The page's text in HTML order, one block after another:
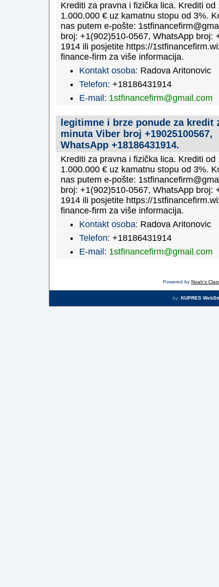
Krediti za pravna i fizička lica. Krediti od
1.000.000 € uz kamatnu stopu od 3%.
nas putem e-pošte:
broj: +1(902)510-0567, WhatsApp broj:
1914 ili posjetite https://
finance-firm za više informacija.
Kontakt osoba: Radova Aritonovic
Telefon: +18186431914
E-mail: 1stfinancefirm@gmail.com
legitimne i brze ponude za kredit
minuta Viber broj +19025100567,
WhatsApp +18186431914.
Krediti za pravna i fizička lica. Krediti od
1.000.000 € uz kamatnu stopu od 3%.
nas putem e-pošte:
broj: +1(902)510-0567, WhatsApp broj:
1914 ili posjetite https://
finance-firm za više informacija.
Kontakt osoba: Radova Aritonovic
Telefon: +18186431914
E-mail: 1stfinancefirm@gmail.com
Powered by Noah's
by KUPRES